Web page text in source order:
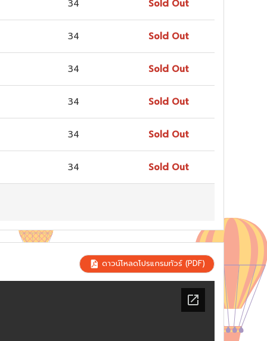
34 Sold Out
34 Sold Out
34 Sold Out
34 Sold Out
34 Sold Out
34 Sold Out
ดาวน์โหลดโปรแกรมทัวร์ (PDF)